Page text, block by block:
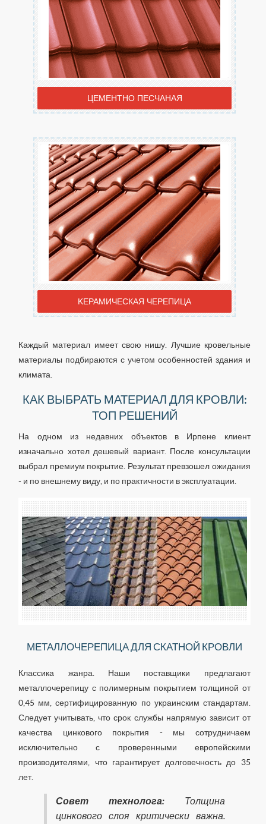
ЦЕМЕНТНО ПЕСЧАНАЯ
KЕРАМИЧЕСКАЯ ЧЕРЕПИЦА
Каждый материал имеет свою нишу. Лучшие кровельные
материалы подбираются с учетом особенностей здания и
климата.
КАК ВЫБРАТЬ МАТЕРИАЛ ДЛЯ КРОВЛИ:
ТОП РЕШЕНИЙ
На одном из недавних объектов в Ирпене клиент
изначально хотел дешевый вариант. После консультации
выбрал премиум покрытие. Результат превзошел ожидания
- и по внешнему виду, и по практичности в эксплуатации.
МЕТАЛЛОЧЕРЕПИЦА ДЛЯ СКАТНОЙ КРОВЛИ
Классика жанра. Наши поставщики предлагают
металлочерепицу с полимерным покрытием толщиной от
0,45 мм, сертифицированную по украинским стандартам.
Следует учитывать, что срок службы напрямую зависит от
качества цинкового покрытия - мы сотрудничаем
исключительно с проверенными европейскими
производителями, что гарантирует долговечность до 35
лет.
Совет технолога: Толщина
цинкового слоя критически важна.